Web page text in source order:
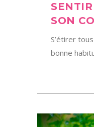
SON
S’étirer
bonne